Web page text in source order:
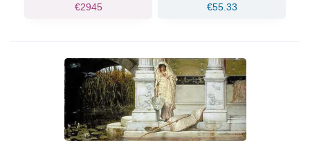
€2945
€55.33